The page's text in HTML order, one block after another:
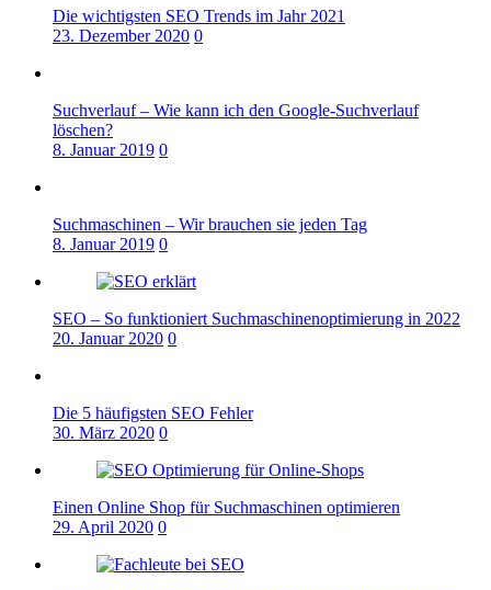
Die wichtigsten SEO Trends im Jahr 2021
23. Dezember 2020 0
Suchverlauf – Wie kann ich den Google-Suchverlauf
löschen?
8. Januar 2019 0
Suchmaschinen – Wir brauchen sie jeden Tag
8. Januar 2019 0
SEO – So funktioniert Suchmaschinenoptimierung in 2022
20. Januar 2020 0
Die 5 häufigsten SEO Fehler
30. März 2020 0
Einen Online Shop für Suchmaschinen optimieren
29. April 2020 0